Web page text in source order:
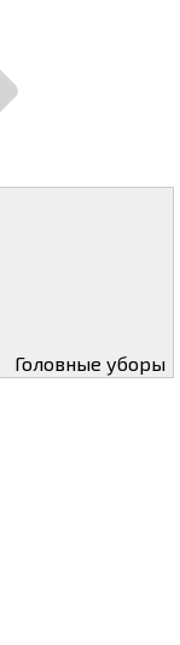
Головные уборы